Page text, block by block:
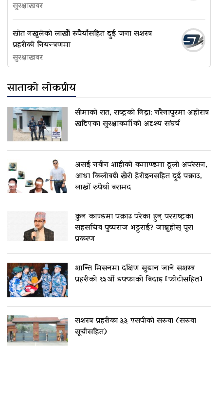
सुरक्षाखबर
स्रोत नखुलेको लाखौं रुपैयाँसहित दुई जना सशस्त्र
प्रहरीको नियन्त्रणमा
सुरक्षाखबर
साताको लोकप्रीय
सीमाको रात, राष्ट्रको निद्रा: नरैनापुरमा अहोरात्र
खटिएका सुरक्षाकर्मीको अदृश्य संघर्ष
असई नवीन शाहीको कमाण्डमा ठूलो अपरेसन,
आधा किलोबढी खैरो हेरोइनसहित दुई पक्राउ,
लाखौं रुपैयाँ बरामद
कुन काण्डमा पक्राउ परेका हुन् परराष्ट्रका
सहसचिव पुष्पराज भट्टराई? जान्नुहोस् पूरा
प्रकरण
शान्ति मिसनमा दक्षिण सुडान जाने सशस्त्र
प्रहरीको १३औं डफ्फाको बिदाइ [फोटोसहित]
सशस्त्र प्रहरीका ३३ एसपीको सरुवा (सरुवा
सूचीसहित)